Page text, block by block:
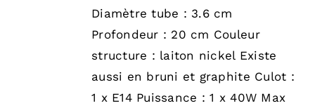
Diamètre tube : 3.6 cm
Profondeur : 20 cm Couleur
structure : laiton nickel Existe
aussi en bruni et graphite Culot :
1 x E14 Puissance : 1 x 40W Max